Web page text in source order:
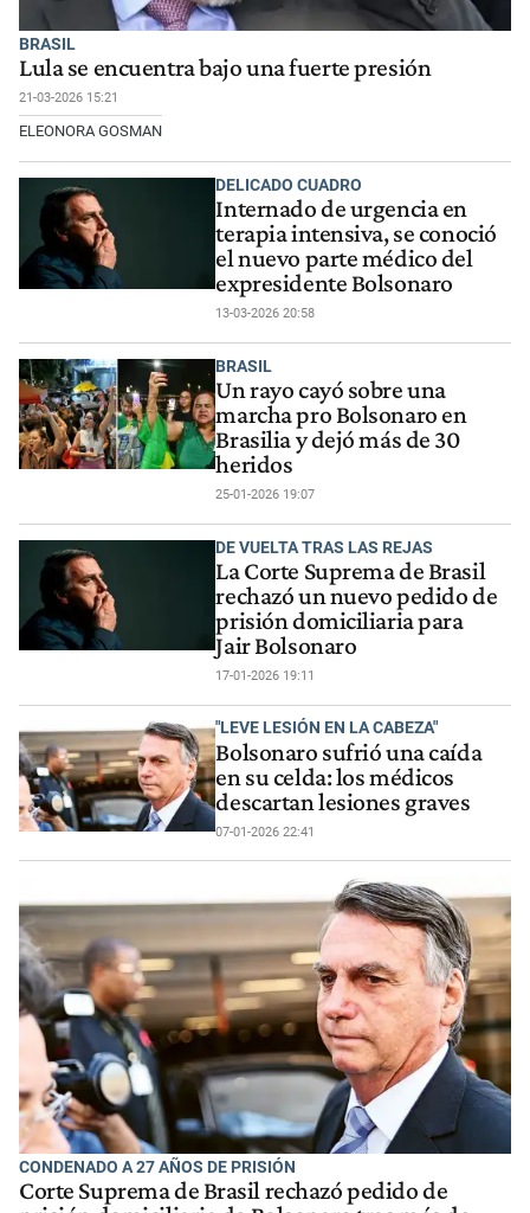
BRASIL
Lula se encuentra bajo una fuerte presión
21-03-2026 15:21
ELEONORA GOSMAN
DELICADO CUADRO
Internado de urgencia en
terapia intensiva, se conoció
el nuevo parte médico del
expresidente Bolsonaro
13-03-2026 20:58
BRASIL
Un rayo cayó sobre una
marcha pro Bolsonaro en
Brasilia y dejó más de 30
heridos
25-01-2026 19:07
DE VUELTA TRAS LAS REJAS
La Corte Suprema de Brasil
rechazó un nuevo pedido de
prisión domiciliaria para
Jair Bolsonaro
17-01-2026 19:11
"LEVE LESIÓN EN LA CABEZA"
Bolsonaro sufrió una caída
en su celda: los médicos
descartan lesiones graves
07-01-2026 22:41
CONDENADO A 27 AÑOS DE PRISIÓN
Corte Suprema de Brasil rechazó pedido de